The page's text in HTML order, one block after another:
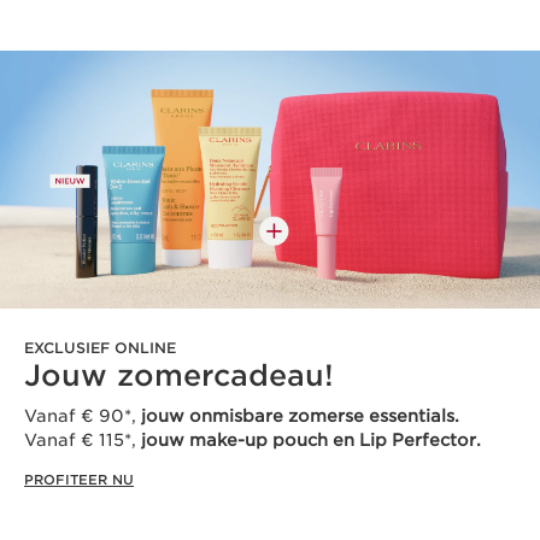
EXCLUSIEF ONLINE
Jouw zomercadeau!
Vanaf € 90*, jouw onmisbare zomerse essentials.
Vanaf € 115*, jouw make-up pouch en Lip Perfector.
PROFITEER NU